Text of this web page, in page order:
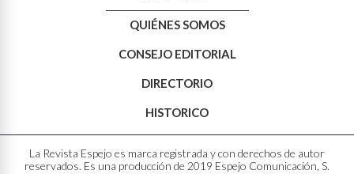
QUIÉNES SOMOS
CONSEJO EDITORIAL
DIRECTORIO
HISTORICO
La Revista Espejo es marca registrada y con derechos de autor
reservados. Es una producción de 2019 Espejo Comunicación, S.